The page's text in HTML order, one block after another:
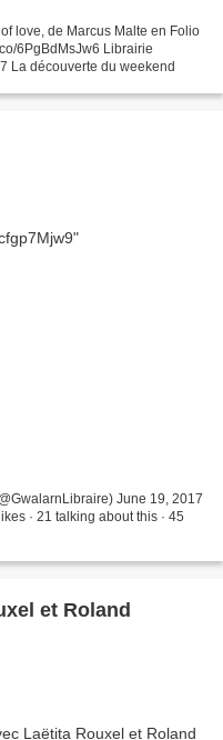
love, de Marcus Malte en Folio
6PgBdMsJw6 Librairie
La découverte du weekend
June 19, 2017
· 21 talking about this · 45
et Roland